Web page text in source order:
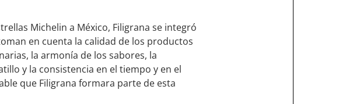
Michelin a México, Filigrana se integró
en cuenta la calidad de los productos
la armonía de los sabores, la
y la consistencia en el tiempo y en el
que Filigrana formara parte de esta